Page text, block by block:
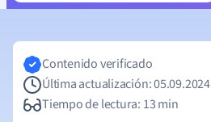
Contenido verificado
Última actualización: 05.09.2024
Tiempo de lectura: 13 min